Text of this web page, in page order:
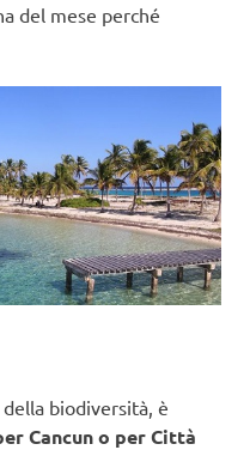
del mese perché
biodiversità, è
Cancun o per Città